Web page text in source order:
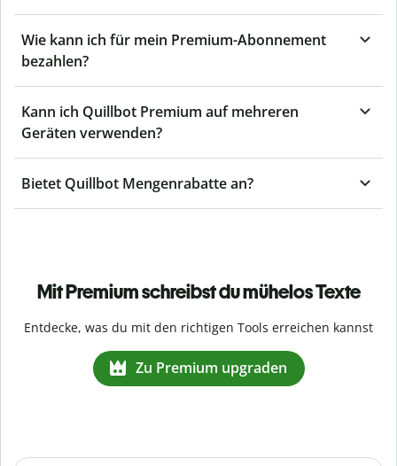
Wie kann ich für mein Premium-Abonnement
bezahlen?
Kann ich Quillbot Premium auf mehreren
Geräten verwenden?
Bietet Quillbot Mengenrabatte an?
Mit Premium schreibst du mühelos Texte
Entdecke, was du mit den richtigen Tools erreichen kannst
Zu Premium upgraden